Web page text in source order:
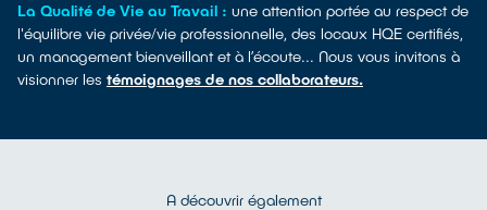
La Qualité de Vie au Travail : une attention portée au respect de
l'équilibre vie privée/vie professionnelle, des locaux HQE certifiés,
un management bienveillant et à l’écoute... Nous vous invitons à
visionner les témoignages de nos collaborateurs.
A découvrir également